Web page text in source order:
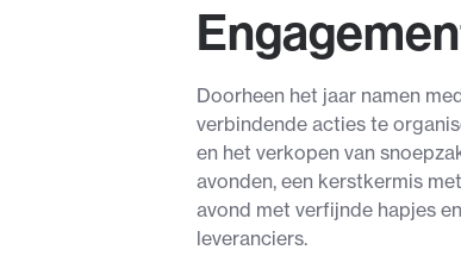
Doorheen het jaar namen
verbindende acties te
en het verkopen van
avonden, een kerstkermis
avond met verfijnde hapjes
leveranciers.